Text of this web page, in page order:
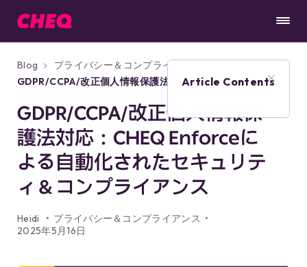
Blog
プライバシー＆コンプライアンス
GDPR/CCPA/改正個人情報保護法対応：CHEQ
プライアンス
GDPR/CCPA/改正個人情報保
護法対応：CHEQ Enforceに
よる自動化されたセキュリテ
ィ＆コンプライアンス
Heidi
プライバシー＆コンプライアンス
2025年5月16日
Article Contents